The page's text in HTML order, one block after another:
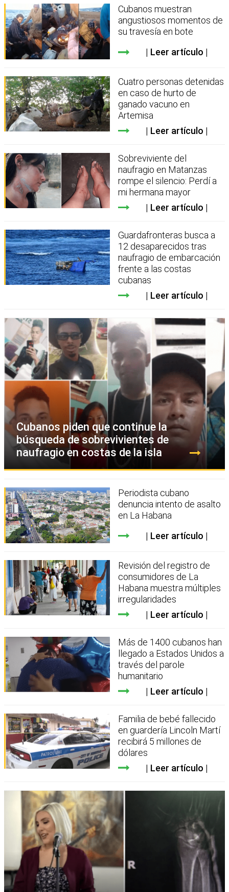
Cubanos muestran
angustiosos momentos de
su travesía en bote
Leer artículo
Cuatro personas detenidas
en caso de hurto de
ganado vacuno en
Artemisa
Leer artículo
Sobreviviente del
naufragio en Matanzas
rompe el silencio: Perdí a
mi hermana mayor
Leer artículo
Guardafronteras busca a
12 desaparecidos tras
naufragio de embarcación
frente a las costas
cubanas
Leer artículo
Cubanos piden que continue la
búsqueda de sobrevivientes de
naufragio en costas de la isla
Periodista cubano
denuncia intento de asalto
en La Habana
Leer artículo
Revisión del registro de
consumidores de La
Habana muestra múltiples
irregularidades
Leer artículo
Más de 1400 cubanos han
llegado a Estados Unidos a
través del parole
humanitario
Leer artículo
Familia de bebé fallecido
en guardería Lincoln Martí
recibirá 5 millones de
dólares
Leer artículo